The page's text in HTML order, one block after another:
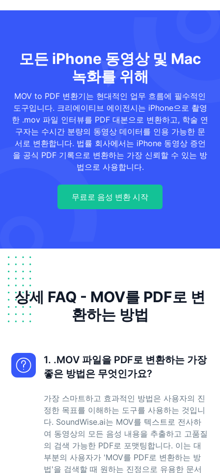
모든 iPhone 동영상 및 Mac
녹화를 위해
MOV to PDF 변환기는 현대적인 업무 흐름에 필수적인
도구입니다. 크리에이티브 에이전시는 iPhone으로 촬영
한 .mov 파일 인터뷰를 PDF 대본으로 변환하고, 학술 연
구자는 수시간 분량의 동영상 데이터를 인용 가능한 문
서로 변환합니다. 법률 회사에서는 iPhone 동영상 증언
을 공식 PDF 기록으로 변환하는 가장 신뢰할 수 있는 방
법으로 사용합니다.
무료로 음성 변환 시작
상세 FAQ - MOV를 PDF로 변
환하는 방법
1. .MOV 파일을 PDF로 변환하는 가장
좋은 방법은 무엇인가요?
가장 스마트하고 효과적인 방법은 사용자의 진
정한 목표를 이해하는 도구를 사용하는 것입니
다. SoundWise.ai는 MOV를 텍스트로 전사하
여 동영상의 모든 음성 내용을 추출하고 고품질
의 검색 가능한 PDF로 포맷팅합니다. 이는 대
부분의 사용자가 'MOV를 PDF로 변환하는 방
법'을 검색할 때 원하는 진정으로 유용한 문서